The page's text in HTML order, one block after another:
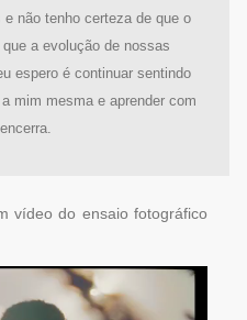
não tenho certeza de que o
a evolução de nossas
espero é continuar sentindo
mim mesma e aprender com
vídeo do ensaio fotográfico